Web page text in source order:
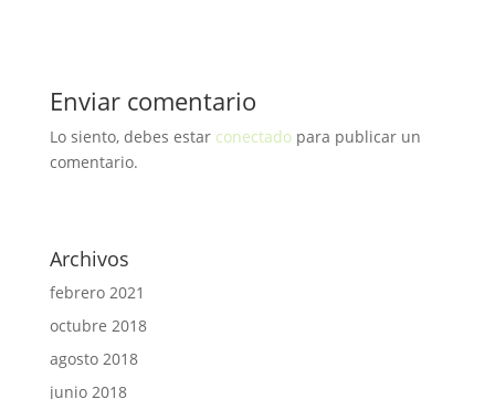
Enviar comentario
Lo siento, debes estar conectadopara publicar un
comentario.
Archivos
febrero 2021
octubre 2018
agosto 2018
junio 2018